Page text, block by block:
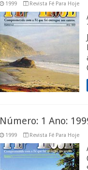
1999 Revista Fé Para Hoje
Número: 1 Ano:
1999 Revista Fé Para Hoje